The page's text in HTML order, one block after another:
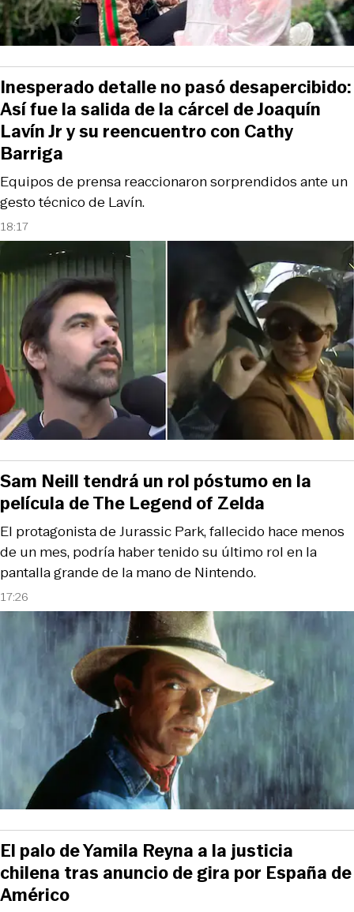
18:17
Equipos de prensa reaccionaron sorprendidos ante un
gesto técnico de Lavín.
Inesperado detalle no pasó desapercibido:
Así fue la salida de la cárcel de Joaquín
Lavín Jr y su reencuentro con Cathy
Barriga
17:26
El protagonista de Jurassic Park, fallecido hace menos
de un mes, podría haber tenido su último rol en la
pantalla grande de la mano de Nintendo.
Sam Neill tendrá un rol póstumo en la
película de The Legend of Zelda
El palo de Yamila Reyna a la justicia
chilena tras anuncio de gira por España de
Américo